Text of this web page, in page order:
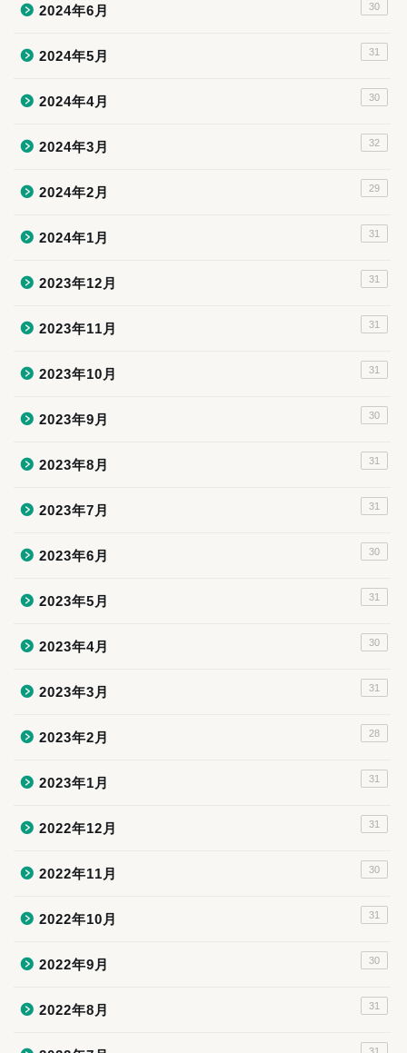
2024年6月 30
2024年5月 31
2024年4月 30
2024年3月 32
2024年2月 29
2024年1月 31
2023年12月 31
2023年11月 31
2023年10月 31
2023年9月 30
2023年8月 31
2023年7月 31
2023年6月 30
2023年5月 31
2023年4月 30
2023年3月 31
2023年2月 28
2023年1月 31
2022年12月 31
2022年11月 30
2022年10月 31
2022年9月 30
2022年8月 31